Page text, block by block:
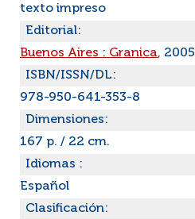
texto impreso
Editorial:
Buenos Aires : Granica, 2005
ISBN/ISSN/DL:
978-950-641-353-8
Dimensiones:
167 p. / 22 cm.
Idiomas :
Español
Clasificación: